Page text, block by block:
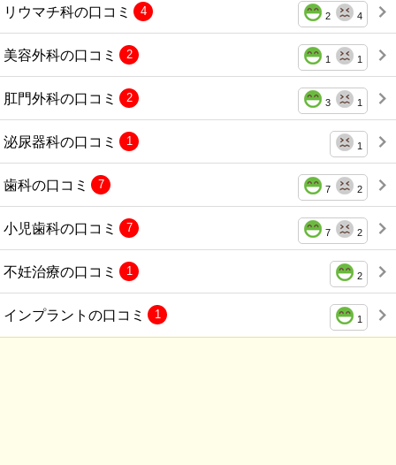
リウマチ科の口コミ 2 4
4
美容外科の口コミ 1 1
2
肛門外科の口コミ 3 1
2
泌尿器科の口コミ 1
1
歯科の口コミ 7 2
7
小児歯科の口コミ 7 2
7
不妊治療の口コミ 2
1
インプラントの口コミ 1
1